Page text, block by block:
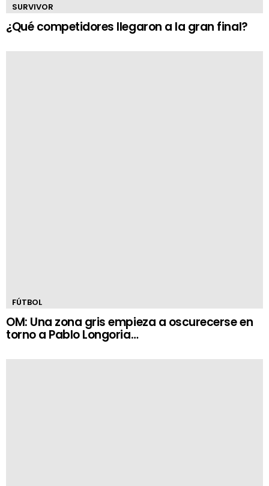
SURVIVOR
¿Qué competidores llegaron a la gran final?
FÚTBOL
OM: Una zona gris empieza a oscurecerse en
torno a Pablo Longoria…